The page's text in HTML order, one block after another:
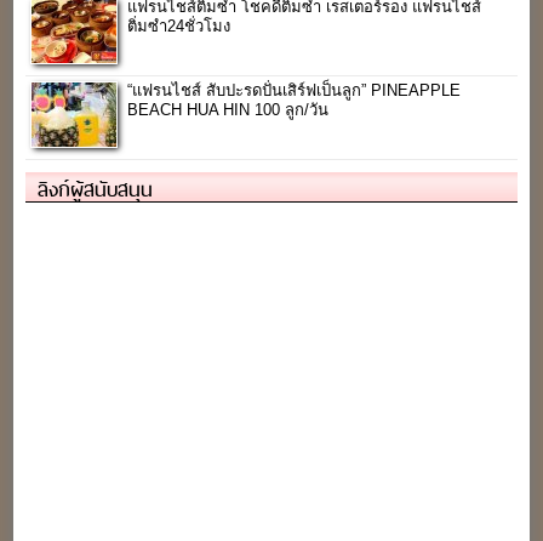
แฟรนไชส์ติ่มซำ โชคดีติ่มซำ เรสเตอร์รอง แฟรนไชส์
ติ่มซำ24ชั่วโมง
“แฟรนไชส์ สับปะรดปั่นเสิร์ฟเป็นลูก” PINEAPPLE
BEACH HUA HIN 100 ลูก/วัน
ลิงก์ผู้สนับสนุน